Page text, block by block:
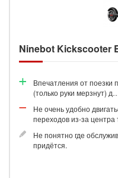
Ninebot Kickscooter
Впечатления от поезки
(только руки мерзнут)
Не очень удобно
переходов из-за
Не понятно где
придётся.